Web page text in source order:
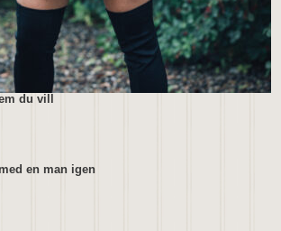
du vill
en man igen